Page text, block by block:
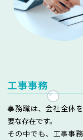
工事事務
事務職は、会社全体
要な存在です。
その中でも、工事事